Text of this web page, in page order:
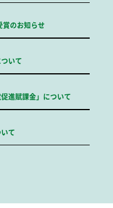
のお知らせ
いて
進賦課金」について
て